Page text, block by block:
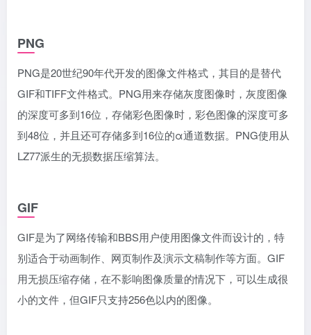
PNG
PNG是20世纪90年代开发的图像文件格式，其目的是替代
GIF和TIFF文件格式。PNG用来存储灰度图像时，灰度图像
的深度可多到16位，存储彩色图像时，彩色图像的深度可多
到48位，并且还可存储多到16位的α通道数据。PNG使用从
LZ77派生的无损数据压缩算法。
GIF
GIF是为了网络传输和BBS用户使用图像文件而设计的，特
别适合于动画制作、网页制作及演示文稿制作等方面。GIF
用无损压缩存储，在不影响图像质量的情况下，可以生成很
小的文件，但GIF只支持256色以内的图像。